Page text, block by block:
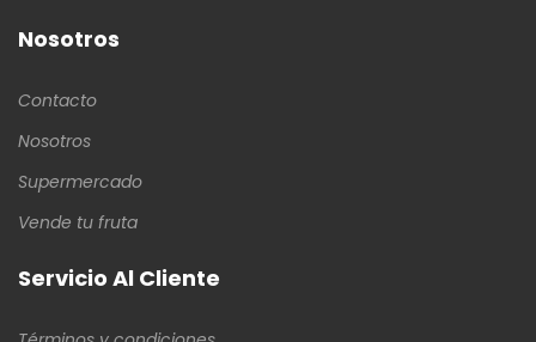
Nosotros
Contacto
Nosotros
Supermercado
Vende tu fruta
Servicio Al Cliente